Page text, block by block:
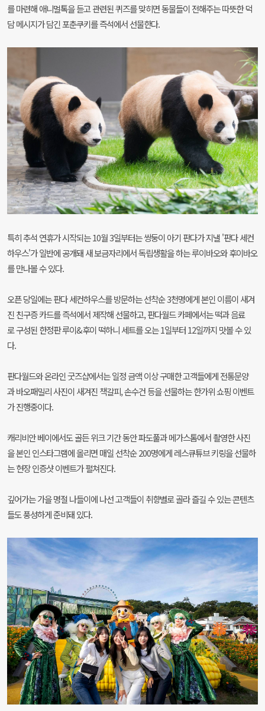
를 마련해 애니멀톡을 듣고 관련된 퀴즈를 맞히면 동물들이 전해주는 따뜻한 덕
담 메시지가 담긴 포춘쿠키를 즉석에서 선물한다.
특히 추석 연휴가 시작되는 10월 3일부터는 쌍둥이 아기 판다가 지낼 '판다 세컨
하우스'가 일반에 공개돼 새 보금자리에서 독립생활을 하는 루이바오와 후이바오
를 만나볼 수 있다.
오픈 당일에는 판다 세컨하우스를 방문하는 선착순 3천명에게 본인 이름이 새겨
진 친구증 카드를 즉석에서 제작해 선물하고, 판다월드 카페에서는 떡과 음료
로 구성된 한정판 루이&후이 떡하니 세트를 오는 1일부터 12일까지 맛볼 수 있
다.
판다월드와 온라인 굿즈샵에서는 일정 금액 이상 구매한 고객들에게 전통문양
과 바오패밀리 사진이 새겨진 책갈피, 손수건 등을 선물하는 한가위 쇼핑 이벤트
가 진행중이다.
캐리비안 베이에서도 골든 위크 기간 동안 파도풀과 메가스톰에서 촬영한 사진
을 본인 인스타그램에 올리면 매일 선착순 200명에게 레스큐튜브 키링을 선물하
는 현장 인증샷 이벤트가 펼쳐진다.
깊어가는 가을 명절 나들이에 나선 고객들이 취향별로 골라 즐길 수 있는 콘텐츠
들도 풍성하게 준비돼 있다.